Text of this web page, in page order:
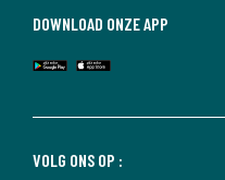
VOLG ONS OP :
DOWNLOAD ONZE APP